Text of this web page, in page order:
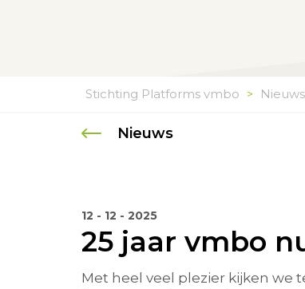
Stichting Platforms vmbo > Nieuws
Nieuws
12 - 12 - 2025
25 jaar vmbo
Met heel veel plezier kijken we